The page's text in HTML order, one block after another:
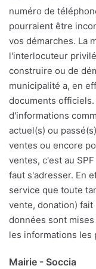
numéro de
pourraient être
vos démarches. La
l'interlocuteur
construire ou de
municipalité a, en
documents
d'informations
actuel(s) ou
ventes ou encore
ventes, c'est au
faut s'adresser. En
service que toute
vente, donation)
données sont
les informations les
Mairie - Soccia